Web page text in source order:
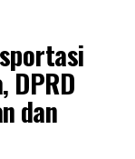
DPRD
dan